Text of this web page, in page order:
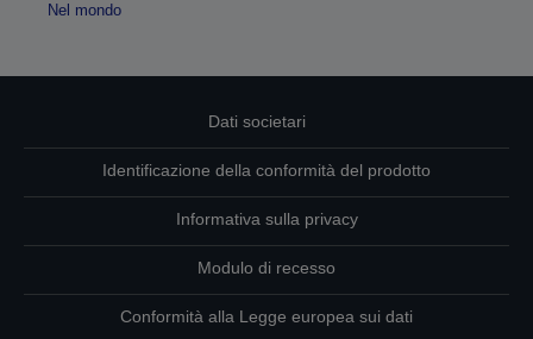
Nel mondo
Dati societari
Identificazione della conformità del prodotto
Informativa sulla privacy
Modulo di recesso
Conformità alla Legge europea sui dati